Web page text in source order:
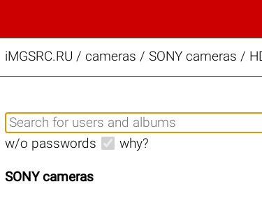
iMGSRC.RU / cameras / SONY cameras /
w/o passwords why?
SONY cameras